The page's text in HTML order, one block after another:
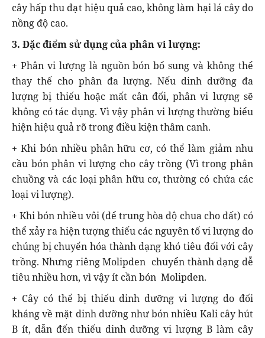
cây hấp thu đạt hiệu quả cao, không làm hại lá cây do
nồng độ cao.
3. Đặc điểm sử dụng của phân vi lượng:
+ Phân vi lượng là nguồn bón bổ sung và không thể
thay thế cho phân đa lượng. Nếu dinh dưỡng đa
lượng bị thiếu hoặc mất cân đối, phân vi lượng sẽ
không có tác dụng. Vì vậy phân vi lượng thường biểu
hiện hiệu quả rõ trong điều kiện thâm canh.
+ Khi bón nhiều phân hữu cơ, có thể làm giảm nhu
cầu bón phân vi lượng cho cây trồng (Vì trong phân
chuồng và các loại phân hữu cơ, thường có chứa các
loại vi lượng).
+ Khi bón nhiều vôi (để trung hòa độ chua cho đất) có
thể xảy ra hiện tượng thiếu các nguyên tố vi lượng do
chúng bị chuyển hóa thành dạng khó tiêu đối với cây
trồng. Nhưng riêng Molipden chuyển thành dạng dễ
tiêu nhiều hơn, vì vậy ít cần bón Molipden.
+ Cây có thể bị thiếu dinh dưỡng vi lượng do đối
kháng về mặt dinh dưỡng như bón nhiều Kali cây hút
B ít, dẫn đến thiếu dinh dưỡng vi lượng B làm cây